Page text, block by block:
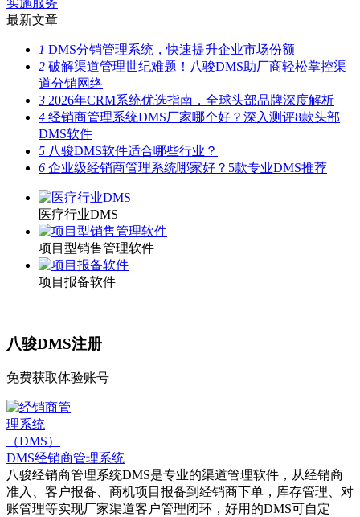
实施服务
最新文章
1 DMS分销管理系统，快速提升企业市场份额
2 破解渠道管理世纪难题！八骏DMS助厂商轻松掌控渠
道分销网络
3 2026年CRM系统优选指南，全球头部品牌深度解析
4 经销商管理系统DMS厂家哪个好？深入测评8款头部
DMS软件
5 八骏DMS软件适合哪些行业？
6 企业级经销商管理系统哪家好？5款专业DMS推荐
医疗行业DMS
项目型销售管理软件
项目报备软件
八骏DMS注册
免费获取体验账号
DMS经销商管理系统
八骏经销商管理系统DMS是专业的渠道管理软件，从经销商
准入、客户报备、商机项目报备到经销商下单，库存管理、对
账管理等实现厂家渠道客户管理闭环，好用的DMS可自定